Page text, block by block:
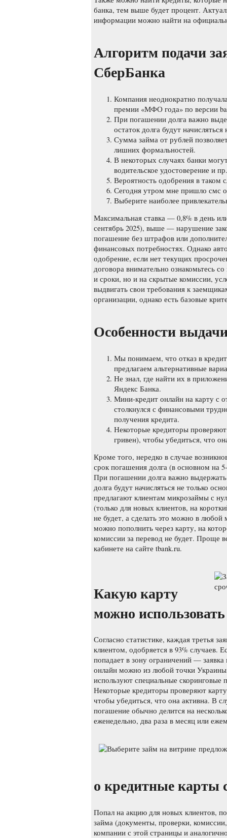
банка, тем выше будет процент.
информации можно найти на
Алгоритм подачи
СберБанка
Компания неоднократно
премии «МФО года» по версии
При погашении долга важно
остаток долга будут
Сумма займа от рублей
лишних формальностей.
В некоторых случаях банки
водительское удостоверение и пр.
Вероятность одобрения в таком
Сегодня утром мне пришло смс о
Выберите наиболее
Максимальная ставка — 0,8% в день
сентябрь 2025), выше — нарушение
погашение без штрафов или
финансовых потребностях. Однако
одобрение, если нет текущих
договора внимательно ознакомьтесь
и сроки, но и на скрытые комиссии,
выдвигать свои требования к
организации, однако есть базовые
Особенности
Мы понимаем, что отказ в
предлагаем альтернативные
Не знал, где найти их в
Яндекс Банка.
Мини-кредит онлайн на карту с
столкнулся с финансовыми
получения кредита.
Некоторые кредиторы
гривен), чтобы убедиться, что
Кроме того, нередко в случае
срок погашения долга (в основном на
При погашении долга важно
долга будут начисляться не только
предлагают клиентам микрозаймы с
(только для новых клиентов, на
не будет, а сделать это можно в
можно пополнить через карту, на
комиссии за перевод не будет. Проще
кабинете на сайте tbank.ru.
Какую карту
можно использовать
Согласно статистике, каждая третья
клиентом, одобряется в 93% случаев.
попадает в зону ограничений —
онлайн можно из любой точки
используют специальные
Некоторые кредиторы проверяют
чтобы убедиться, что она активна. В
погашение обычно делится на
еженедельно, два раза в месяц или
о кредитные
Попал на акцию для новых клиентов,
займа (документы, проверки,
компании с этой страницы и